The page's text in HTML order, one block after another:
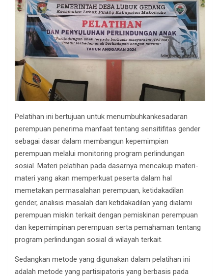
Pelatihan ini bertujuan untuk menumbuhkankesadaran
perempuan penerima manfaat tentang sensitifitas gender
sebagai dasar dalam membangun kepemimpian
perempuan melalui monitoring program perlindungan
sosial. Materi pelatihan pada dasarnya mencakup materi-
materi yang akan memperkuat peserta dalam hal
memetakan permasalahan perempuan, ketidakadilan
gender, analisis masalah dari ketidakadilan yang dialami
perempuan miskin terkait dengan pemiskinan perempuan
dan kepemimpinan perempuan serta pemahaman tentang
program perlindungan sosial di wilayah terkait.
Sedangkan metode yang digunakan dalam pelatihan ini
adalah metode yang partisipatoris yang berbasis pada